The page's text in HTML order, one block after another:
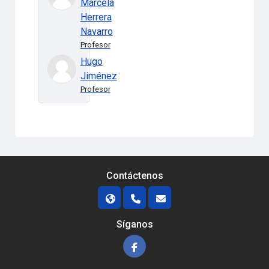
Marcela
Herrera
Navarro
Profesor
Hugo
Jiménez
Profesor
Contáctenos
Síganos